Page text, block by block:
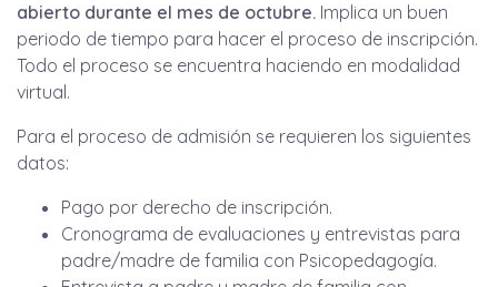
abierto durante el mes de octubre. Implica un buen
periodo de tiempo para hacer el proceso de inscripción.
Todo el proceso se encuentra haciendo en modalidad
virtual.
Para el proceso de admisión se requieren los siguientes
datos:
Pago por derecho de inscripción.
Cronograma de evaluaciones y entrevistas para
padre/madre de familia con Psicopedagogía.